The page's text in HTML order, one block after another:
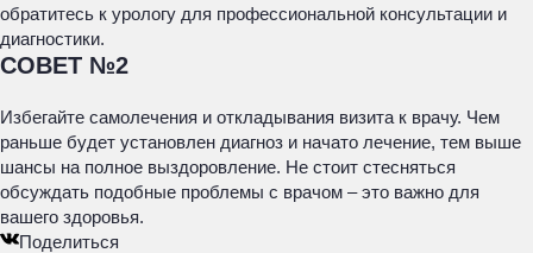
обратитесь к урологу для профессиональной консультации и
диагностики.
СОВЕТ №2
Избегайте самолечения и откладывания визита к врачу. Чем
раньше будет установлен диагноз и начато лечение, тем выше
шансы на полное выздоровление. Не стоит стесняться
обсуждать подобные проблемы с врачом – это важно для
вашего здоровья.
Поделиться